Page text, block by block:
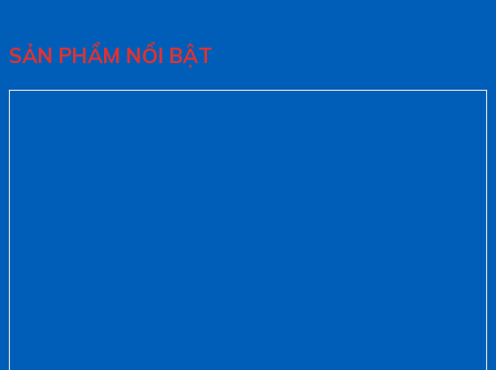
SẢN PHẨM NỔI BẬT